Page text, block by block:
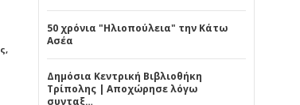
50 χρόνια "Ηλιοπούλεια" την Κάτω
Ασέα
Δημόσια Κεντρική Βιβλιοθήκη
Τρίπολης | Αποχώρησε λόγω
συνταξ…